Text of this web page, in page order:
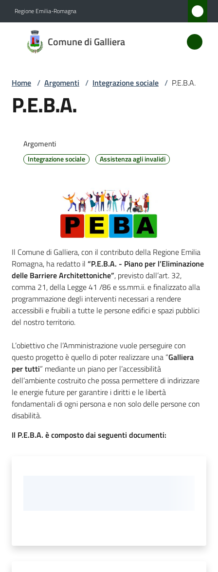
Regione Emilia-Romagna
Comune di Galliera
Comune
di
Amministrazione
Servizi
Amministrazione
Trasparente
Tutti
gli
argomenti...
Seguici
su
Home / Argomenti / Integrazione sociale / P.E.B.A.
P.E.B.A.
Argomenti
Integrazione sociale Assistenza agli invalidi
Il Comune di Galliera, con il contributo della Regione Emilia
Romagna, ha redatto il “P.E.B.A. - Piano per l’Eliminazione
delle Barriere Architettoniche”, previsto dall’art. 32,
comma 21, della Legge 41 /86 e ss.mm.ii. e finalizzato alla
programmazione degli interventi necessari a rendere
accessibili e fruibili a tutte le persone edifici e spazi pubblici
del nostro territorio.
L’obiettivo che l’Amministrazione vuole perseguire con
questo progetto è quello di poter realizzare una “Galliera
per tutti” mediante un piano per l’accessibilità
dell’ambiente costruito che possa permettere di indirizzare
le energie future per garantire i diritti e le libertà
fondamentali di ogni persona e non solo delle persone con
disabilità.
Il P.E.B.A. è composto dai seguenti documenti: